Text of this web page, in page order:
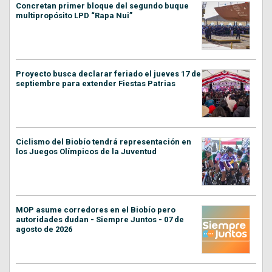
Concretan primer bloque del segundo buque
multipropósito LPD “Rapa Nui”
Proyecto busca declarar feriado el jueves 17 de
septiembre para extender Fiestas Patrias
Ciclismo del Biobío tendrá representación en
los Juegos Olímpicos de la Juventud
MOP asume corredores en el Biobío pero
autoridades dudan - Siempre Juntos - 07 de
agosto de 2026